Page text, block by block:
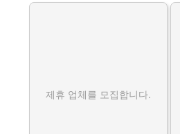
제휴 업체를 모집합니다.